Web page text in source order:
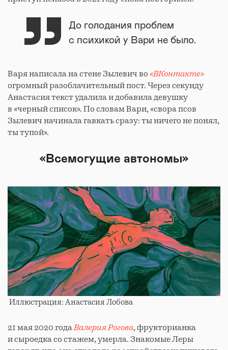
До голодания проблем
с психикой у Вари не было.
Варя написала на стене Зылевич во «ВКонтакте»
огромный разоблачительный пост. Через секунду
Анастасия текст удалила и добавила девушку
в «черный список». По словам Вари, «свора псов
Зылевич начинала гавкать сразу: ты ничего не понял,
ты тупой».
«Всемогущие автономы»
Иллюстрация: Анастасия Лобова
21 мая 2020 годаВалерия Рогова, фрукторианка
и сыроедка со стажем, умерла. Знакомые Леры